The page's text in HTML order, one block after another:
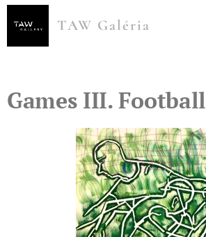
TAW Galéria
Games III. Football